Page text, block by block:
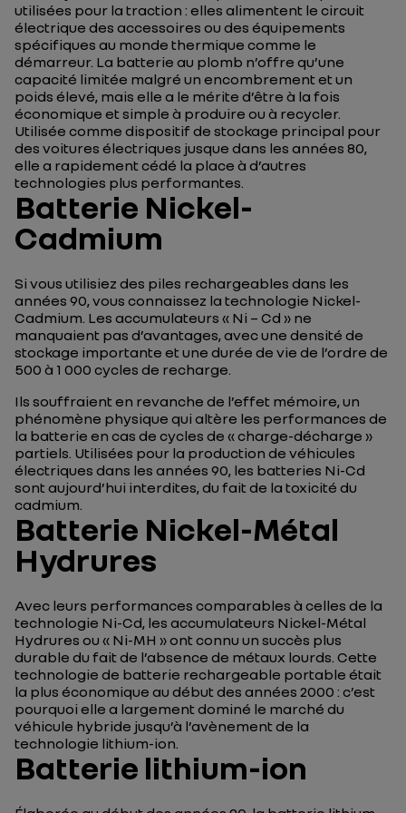
utilisées pour la traction : elles alimentent le circuit
électrique des accessoires ou des équipements
spécifiques au monde thermique comme le
démarreur. La batterie au plomb n’offre qu’une
capacité limitée malgré un encombrement et un
poids élevé, mais elle a le mérite d’être à la fois
économique et simple à produire ou à recycler.
Utilisée comme dispositif de stockage principal pour
des voitures électriques jusque dans les années 80,
elle a rapidement cédé la place à d’autres
technologies plus performantes.
Batterie Nickel-
Cadmium
Si vous utilisiez des piles rechargeables dans les
années 90, vous connaissez la technologie Nickel-
Cadmium. Les accumulateurs « Ni – Cd » ne
manquaient pas d’avantages, avec une densité de
stockage importante et une durée de vie de l’ordre de
500 à 1 000 cycles de recharge.
Ils souffraient en revanche de l’effet mémoire, un
phénomène physique qui altère les performances de
la batterie en cas de cycles de « charge-décharge »
partiels. Utilisées pour la production de véhicules
électriques dans les années 90, les batteries Ni-Cd
sont aujourd’hui interdites, du fait de la toxicité du
cadmium.
Batterie Nickel-Métal
Hydrures
Avec leurs performances comparables à celles de la
technologie Ni-Cd, les accumulateurs Nickel-Métal
Hydrures ou « Ni-MH » ont connu un succès plus
durable du fait de l’absence de métaux lourds. Cette
technologie de batterie rechargeable portable était
la plus économique au début des années 2000 : c’est
pourquoi elle a largement dominé le marché du
véhicule hybride jusqu’à l’avènement de la
technologie lithium-ion.
Batterie lithium-ion